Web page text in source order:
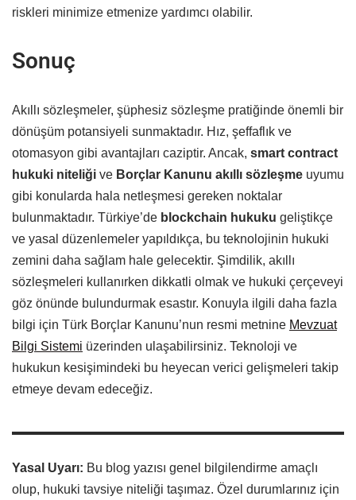
riskleri minimize etmenize yardımcı olabilir.
Sonuç
Akıllı sözleşmeler, şüphesiz sözleşme pratiğinde önemli bir
dönüşüm potansiyeli sunmaktadır. Hız, şeffaflık ve
otomasyon gibi avantajları caziptir. Ancak, smart contract
hukuki niteliği ve Borçlar Kanunu akıllı sözleşme uyumu
gibi konularda hala netleşmesi gereken noktalar
bulunmaktadır. Türkiye’de blockchain hukuku geliştikçe
ve yasal düzenlemeler yapıldıkça, bu teknolojinin hukuki
zemini daha sağlam hale gelecektir. Şimdilik, akıllı
sözleşmeleri kullanırken dikkatli olmak ve hukuki çerçeveyi
göz önünde bulundurmak esastır. Konuyla ilgili daha fazla
bilgi için Türk Borçlar Kanunu’nun resmi metnine Mevzuat
Bilgi Sistemi üzerinden ulaşabilirsiniz. Teknoloji ve
hukukun kesişimindeki bu heyecan verici gelişmeleri takip
etmeye devam edeceğiz.
Yasal Uyarı: Bu blog yazısı genel bilgilendirme amaçlı
olup, hukuki tavsiye niteliği taşımaz. Özel durumlarınız için